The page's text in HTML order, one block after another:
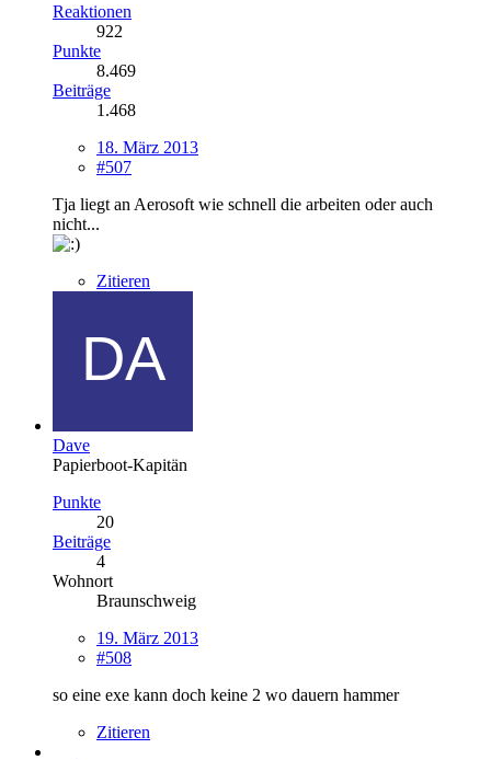
Reaktionen
922
Punkte
8.469
Beiträge
1.468
18. März 2013
#507
Tja liegt an Aerosoft wie schnell die arbeiten oder auch
nicht...
Zitieren
Dave
Papierboot-Kapitän
Punkte
20
Beiträge
4
Wohnort
Braunschweig
19. März 2013
#508
so eine exe kann doch keine 2 wo dauern hammer
Zitieren